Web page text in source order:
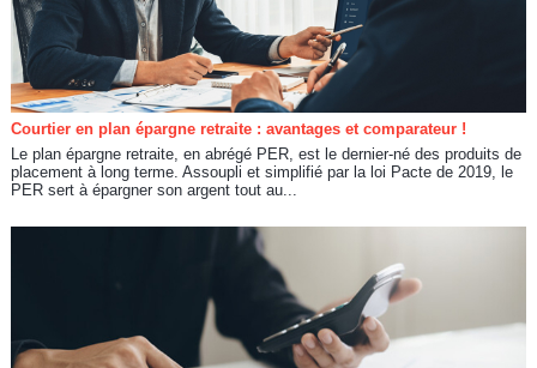
Courtier en plan épargne retraite : avantages et comparateur !
Le plan épargne retraite, en abrégé PER, est le dernier-né des produits de
placement à long terme. Assoupli et simplifié par la loi Pacte de 2019, le
PER sert à épargner son argent tout au...